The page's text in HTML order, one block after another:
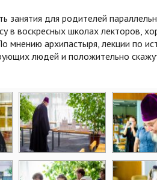
для родителей
в воскресных школах лекторов,
мнению архипастыря, лекции по
людей и положительно